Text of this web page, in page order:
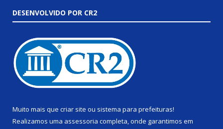
DESENVOLVIDO POR CR2
Muito mais que criar site ou sistema para prefeituras!
Realizamos uma assessoria completa, onde garantimos em